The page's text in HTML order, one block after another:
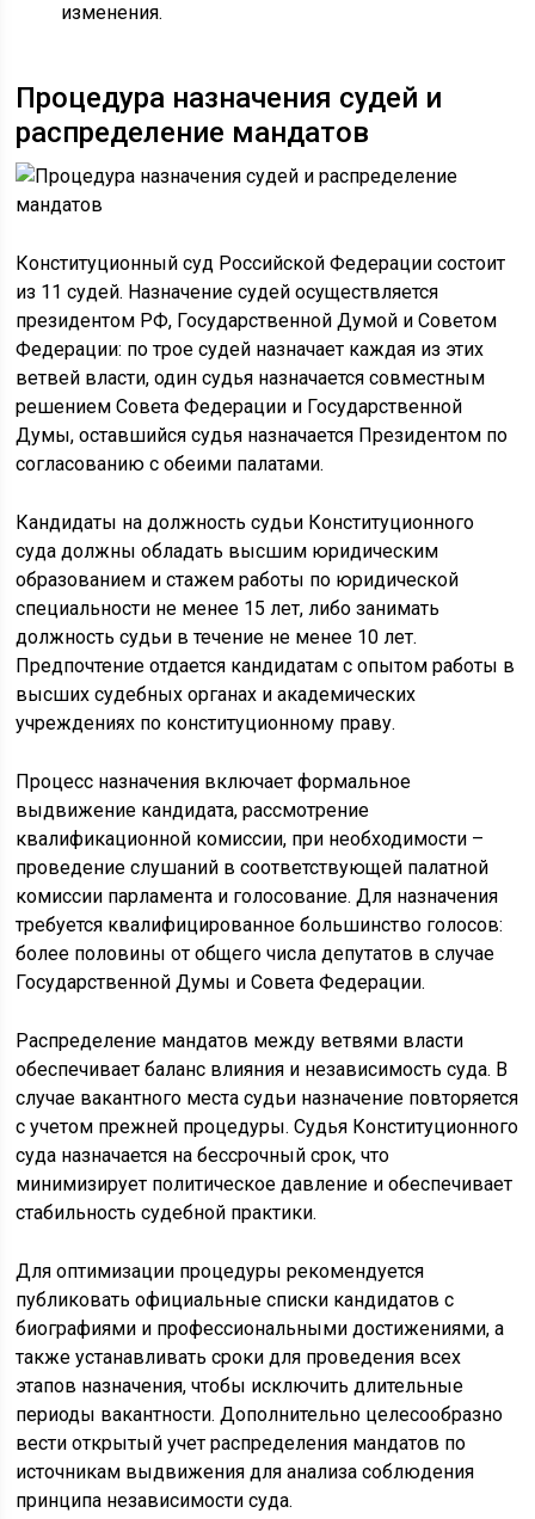
изменения.
Процедура назначения судей и
распределение мандатов
Конституционный суд Российской Федерации состоит
из 11 судей. Назначение судей осуществляется
президентом РФ, Государственной Думой и Советом
Федерации: по трое судей назначает каждая из этих
ветвей власти, один судья назначается совместным
решением Совета Федерации и Государственной
Думы, оставшийся судья назначается Президентом по
согласованию с обеими палатами.
Кандидаты на должность судьи Конституционного
суда должны обладать высшим юридическим
образованием и стажем работы по юридической
специальности не менее 15 лет, либо занимать
должность судьи в течение не менее 10 лет.
Предпочтение отдается кандидатам с опытом работы в
высших судебных органах и академических
учреждениях по конституционному праву.
Процесс назначения включает формальное
выдвижение кандидата, рассмотрение
квалификационной комиссии, при необходимости –
проведение слушаний в соответствующей палатной
комиссии парламента и голосование. Для назначения
требуется квалифицированное большинство голосов:
более половины от общего числа депутатов в случае
Государственной Думы и Совета Федерации.
Распределение мандатов между ветвями власти
обеспечивает баланс влияния и независимость суда. В
случае вакантного места судьи назначение повторяется
с учетом прежней процедуры. Судья Конституционного
суда назначается на бессрочный срок, что
минимизирует политическое давление и обеспечивает
стабильность судебной практики.
Для оптимизации процедуры рекомендуется
публиковать официальные списки кандидатов с
биографиями и профессиональными достижениями, а
также устанавливать сроки для проведения всех
этапов назначения, чтобы исключить длительные
периоды вакантности. Дополнительно целесообразно
вести открытый учет распределения мандатов по
источникам выдвижения для анализа соблюдения
принципа независимости суда.